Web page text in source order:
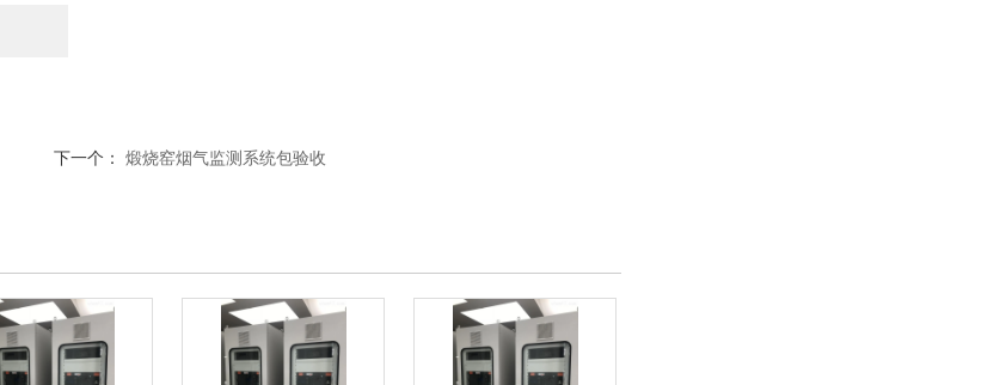
下一个： 煅烧窑烟气监测系统包验收